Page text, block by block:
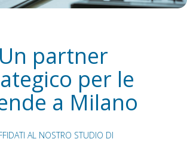
Un partner
per le
a Milano
AL NOSTRO STUDIO DI